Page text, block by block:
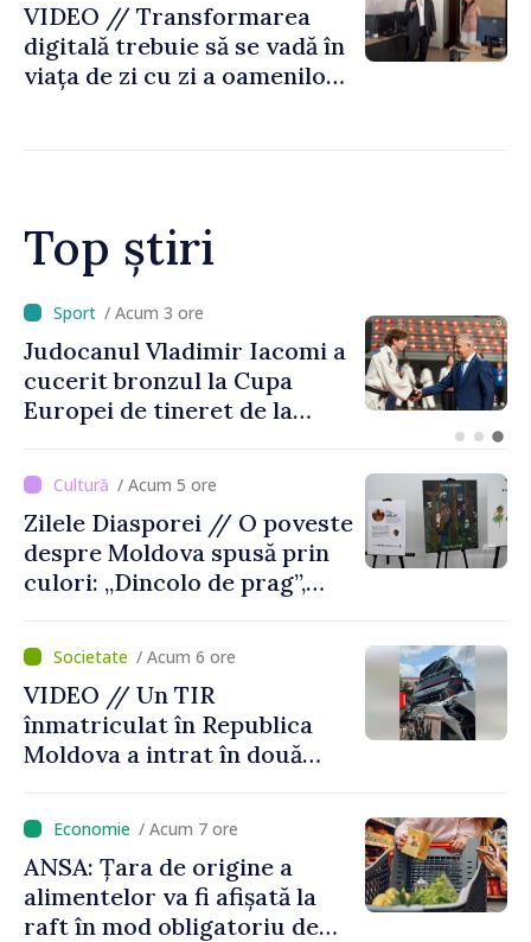
VIDEO // Transformarea
digitală trebuie să se vadă în
viața de zi cu zi a oamenilor
Top știri
/ Acum 40 minute
UPDATE // Trafic fluidizat la
postul vamal de frontieră
Otaci. Activitatea se
normale
/ Acum 5 ore
Zilele Diasporei // O poveste
despre Moldova spusă prin
culori: „Dincolo de prag”,
stabilită la Bruxelles
/ Acum 6 ore
VIDEO // Un TIR
înmatriculat în Republica
Moldova a intrat în două
România
/ Acum 7 ore
ANSA: Țara de origine a
alimentelor va fi afișată la
raft în mod obligatoriu de